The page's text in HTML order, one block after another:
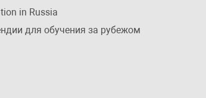
in Russia
для обучения за рубежом